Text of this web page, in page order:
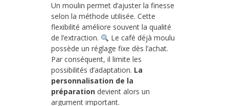
Un moulin permet d’ajuster la finesse
selon la méthode utilisée. Cette
flexibilité améliore souvent la qualité
de l’extraction.
Le café déjà moulu
possède un réglage fixe dès l’achat.
Par conséquent, il limite les
possibilités d’adaptation. La
personnalisation de la
préparation devient alors un
argument important.